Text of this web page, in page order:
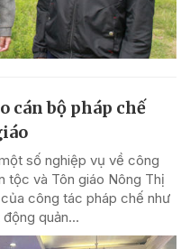
cán bộ pháp chế
số nghiệp vụ về công
tộc và Tôn giáo Nông Thị
công tác pháp chế như
quản...